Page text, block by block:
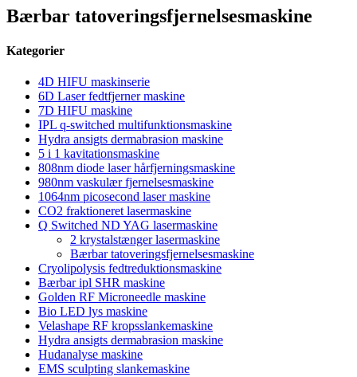
Bærbar tatoveringsfjernelsesmaskine
Kategorier
4D HIFU maskinserie
6D Laser fedtfjerner maskine
7D HIFU maskine
IPL q-switched multifunktionsmaskine
Hydra ansigts dermabrasion maskine
5 i 1 kavitationsmaskine
808nm diode laser hårfjerningsmaskine
980nm vaskulær fjernelsesmaskine
1064nm picosecond laser maskine
CO2 fraktioneret lasermaskine
Q Switched ND YAG lasermaskine
2 krystalstænger lasermaskine
Bærbar tatoveringsfjernelsesmaskine
Cryolipolysis fedtreduktionsmaskine
Bærbar ipl SHR maskine
Golden RF Microneedle maskine
Bio LED lys maskine
Velashape RF kropsslankemaskine
Hydra ansigts dermabrasion maskine
Hudanalyse maskine
EMS sculpting slankemaskine